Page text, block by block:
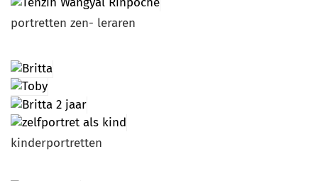
portretten zen- leraren
kinderportretten